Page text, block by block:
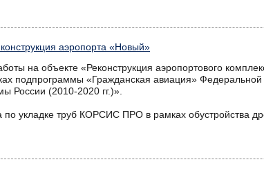
аэропорта «Новый»
на объекте «Реконструкция аэропортового
подпрограммы «Гражданская авиация»
России (2010-2020 гг.)».
укладке труб КОРСИС ПРО в рамках обустройства